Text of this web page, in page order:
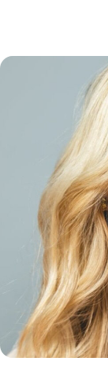
sisältöön